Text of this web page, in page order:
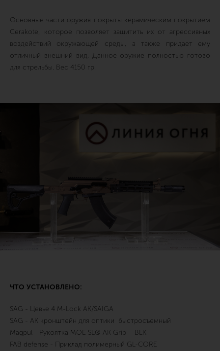
Основные части оружия покрыты керамическим покрытием
Cerakote, которое позволяет защитить их от агрессивных
воздействий окружающей среды, а также придает ему
отличный внешний вид. Данное оружие полностью готово
для стрельбы. Вес 4150 гр.
ЧТО УСТАНОВЛЕНО:
SAG - Цевье 4 M-Lock AK/SAIGA
SAG - АК кронштейн для оптики быстросъемный
Magpul - Рукоятка MOE SL® AK Grip – BLK
FAB defense - Приклад полимерный GL-CORE